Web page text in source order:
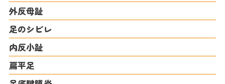
外反母趾
足のシビレ
内反小趾
扁平足